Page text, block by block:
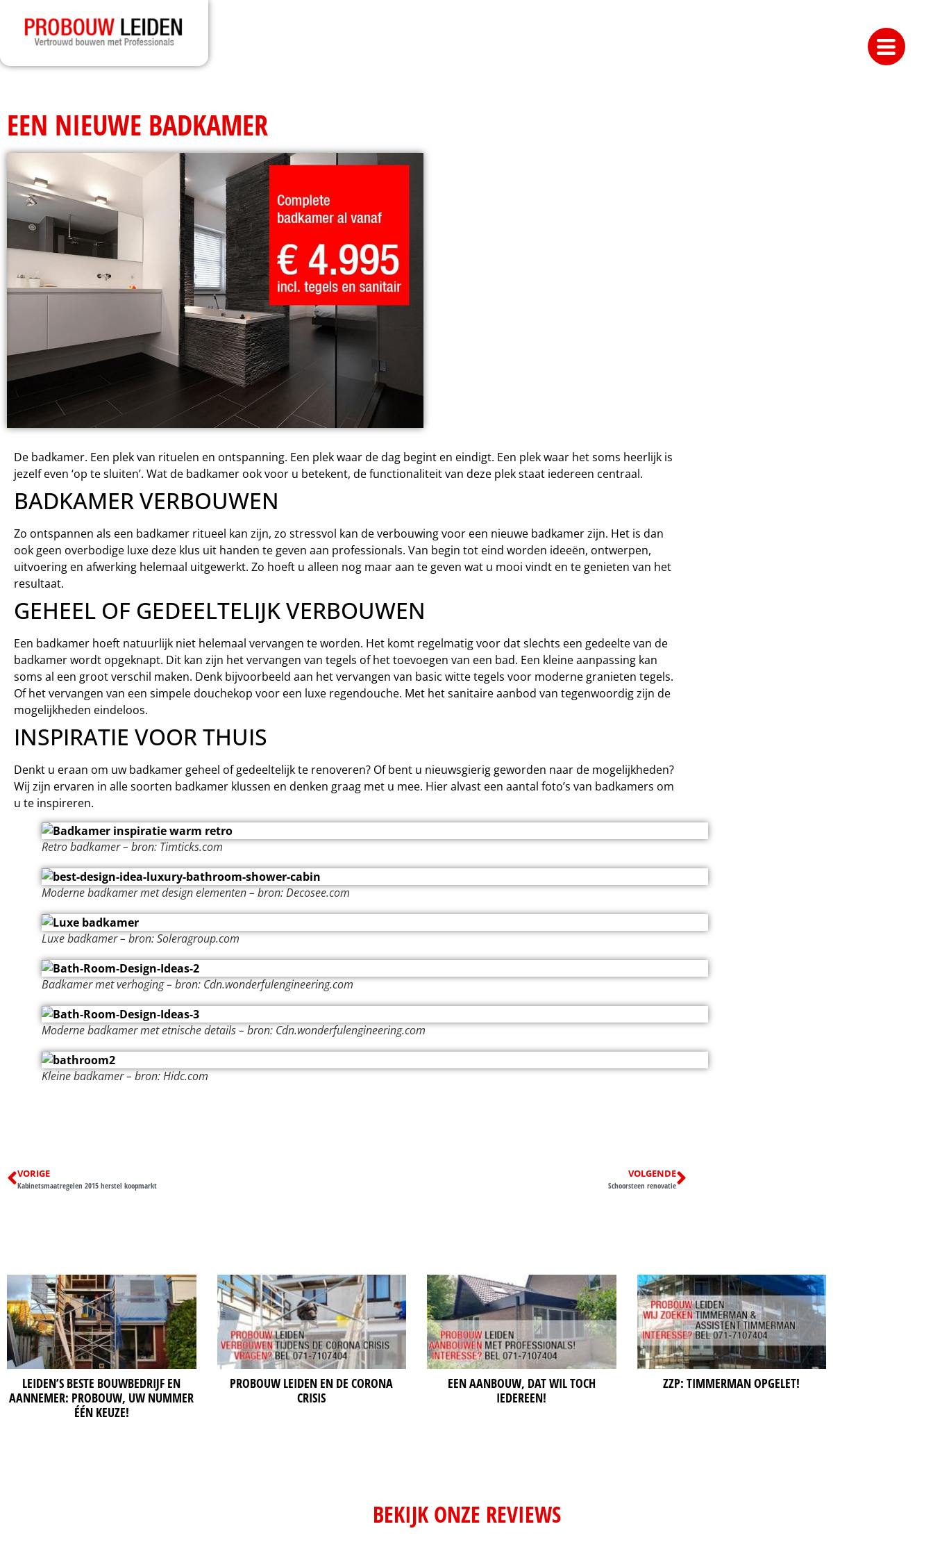
EEN NIEUWE BADKAMER
De badkamer. Een plek van rituelen en ontspanning. Een plek waar de dag begint en eindigt. Een plek waar het soms heerlijk is
jezelf even ‘op te sluiten’. Wat de badkamer ook voor u betekent, de functionaliteit van deze plek staat iedereen centraal.
BADKAMER VERBOUWEN
Zo ontspannen als een badkamer ritueel kan zijn, zo stressvol kan de verbouwing voor een nieuwe badkamer zijn. Het is dan
ook geen overbodige luxe deze klus uit handen te geven aan professionals. Van begin tot eind worden ideeën, ontwerpen,
uitvoering en afwerking helemaal uitgewerkt. Zo hoeft u alleen nog maar aan te geven wat u mooi vindt en te genieten van het
resultaat.
GEHEEL OF GEDEELTELIJK VERBOUWEN
Een badkamer hoeft natuurlijk niet helemaal vervangen te worden. Het komt regelmatig voor dat slechts een gedeelte van de
badkamer wordt opgeknapt. Dit kan zijn het vervangen van tegels of het toevoegen van een bad. Een kleine aanpassing kan
soms al een groot verschil maken. Denk bijvoorbeeld aan het vervangen van basic witte tegels voor moderne granieten tegels.
Of het vervangen van een simpele douchekop voor een luxe regendouche. Met het sanitaire aanbod van tegenwoordig zijn de
mogelijkheden eindeloos.
INSPIRATIE VOOR THUIS
Denkt u eraan om uw badkamer geheel of gedeeltelijk te renoveren? Of bent u nieuwsgierig geworden naar de mogelijkheden?
Wij zijn ervaren in alle soorten badkamer klussen en denken graag met u mee. Hier alvast een aantal foto’s van badkamers om
u te inspireren.
Retro badkamer – bron: Timticks.com
Moderne badkamer met design elementen – bron: Decosee.com
Luxe badkamer – bron: Soleragroup.com
Badkamer met verhoging – bron: Cdn.wonderfulengineering.com
Moderne badkamer met etnische details – bron: Cdn.wonderfulengineering.com
Kleine badkamer – bron: Hidc.com
VORIGE
Kabinetsmaatregelen 2015 herstel koopmarkt
VOLGENDE
Schoorsteen renovatie
LEIDEN’S BESTE BOUWBEDRIJF EN
AANNEMER: PROBOUW, UW NUMMER
ÉÉN KEUZE!
PROBOUW LEIDEN EN DE CORONA
CRISIS
EEN AANBOUW, DAT WIL TOCH
IEDEREEN!
ZZP: TIMMERMAN OPGELET!
BEKIJK ONZE REVIEWS